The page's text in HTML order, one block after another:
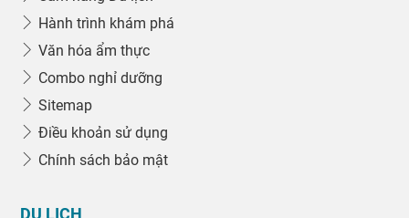
Hành trình khám phá
Văn hóa ẩm thực
Combo nghỉ dưỡng
Sitemap
Điều khoản sử dụng
Chính sách bảo mật
DU LỊCH